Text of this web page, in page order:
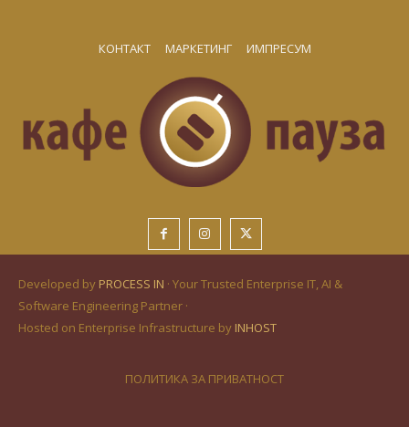
КОНТАКТ МАРКЕТИНГ ИМПРЕСУМ
Developed by PROCESS IN · Your Trusted Enterprise IT, AI &
Software Engineering Partner ·
Hosted on Enterprise Infrastructure by INHOST
ПОЛИТИКА ЗА ПРИВАТНОСТ